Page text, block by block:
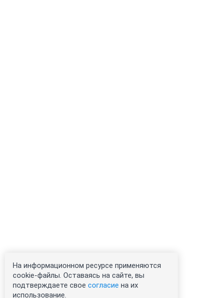
На информационном ресурсе применяются
cookie-файлы. Оставаясь на сайте, вы
подтверждаете свое согласие на их
использование.